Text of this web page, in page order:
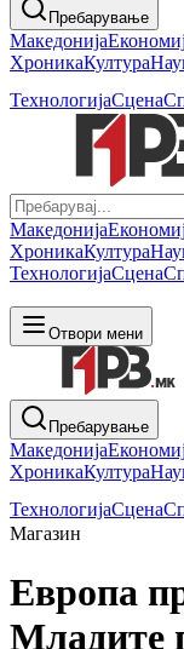
Пребарување
Македонија
ХроникаКултура
ТехнологијаСцена
Македонија
ХроникаКултура
ТехнологијаСцена
Отвори мени
Пребарување
Македонија
ХроникаКултура
ТехнологијаСцена
Магазин
Европа
Младите